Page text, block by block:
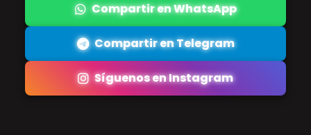
Compartir en WhatsApp
Compartir en Telegram
Síguenos en Instagram